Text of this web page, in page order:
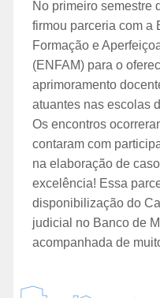
No primeiro semestre
firmou parceria com a
Formação e
(ENFAM) para o
aprimoramento
atuantes nas escolas
Os encontros
contaram com
na elaboração de
excelência! Essa
disponibilização do
judicial no Banco de
acompanhada de